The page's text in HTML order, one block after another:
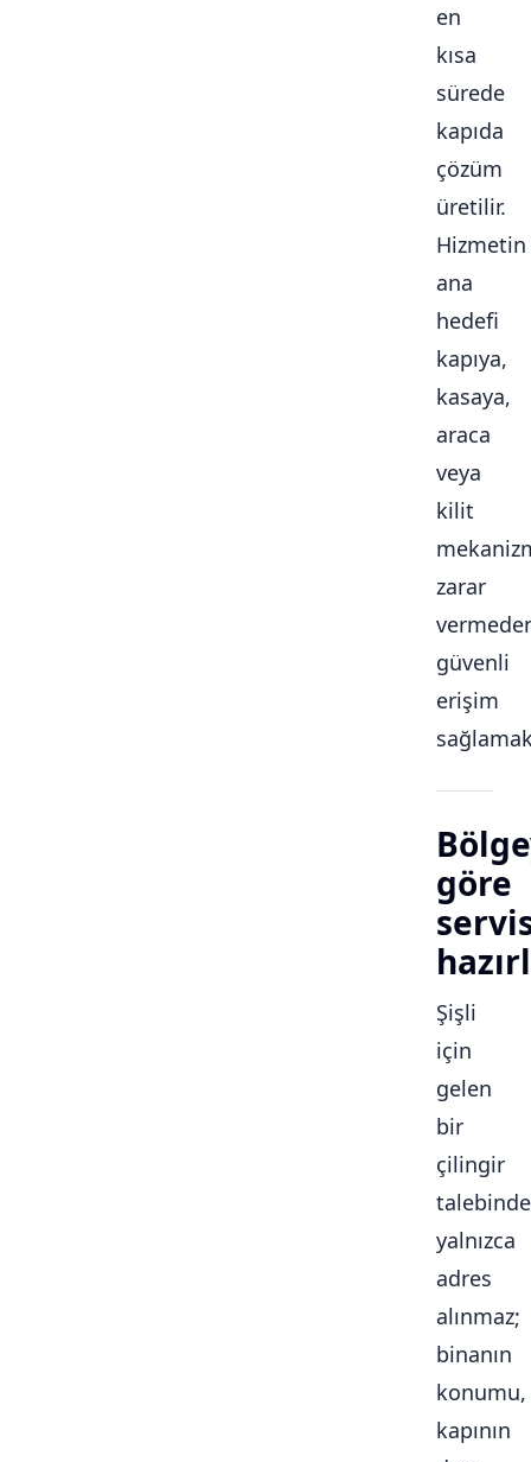
en
kısa
sürede
kapıda
çözüm
üretilir.
Hizmetin
ana
hedefi
kapıya,
kasaya,
araca
veya
kilit
zarar
güvenli
erişim
göre
Şişli
için
gelen
bir
çilingir
talebinde
yalnızca
adres
alınmaz;
binanın
konumu,
kapının